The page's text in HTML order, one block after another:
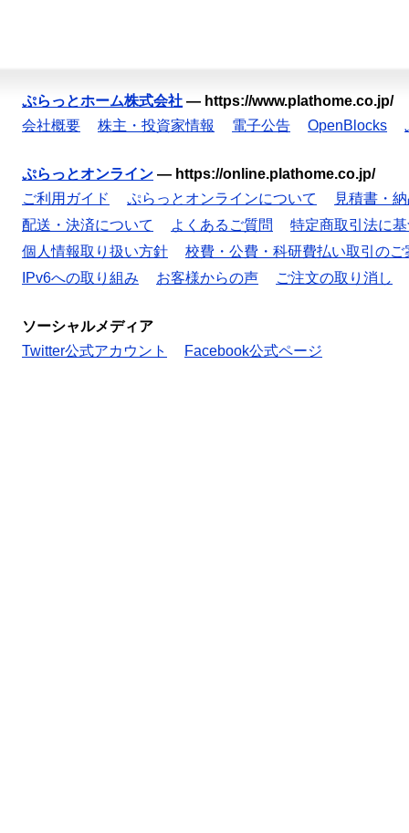
ぷらっとホーム株式会社 — https://www.plathome.co.jp/
会社概要
株主・投資家情報 電子公告 OpenBlocks
ぷらっとオンライン — https://online.plathome.co.jp/
ご利用ガイド
ぷらっとオンラインについて
見積書・
配送・決済について
よくあるご質問
特定商取引法に
個人情報取り扱い方針
校費・公費・科研費払い取引のご
IPv6への取り組み
お客様からの声 ご注文の取り消し
ソーシャルメディア
Twitter公式アカウント
Facebook公式ページ